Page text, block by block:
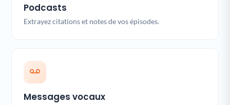
Podcasts
Extrayez citations et notes de vos épisodes.
Messages vocaux